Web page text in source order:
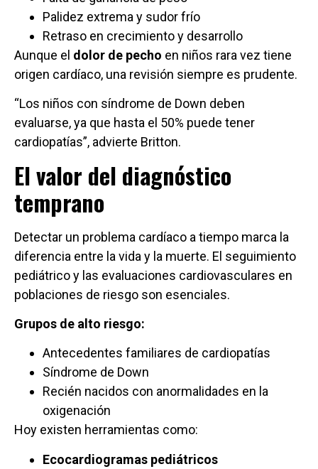
Palidez extrema y sudor frío
Retraso en crecimiento y desarrollo
Aunque el dolor de pecho en niños rara vez tiene
origen cardíaco, una revisión siempre es prudente.
“Los niños con síndrome de Down deben
evaluarse, ya que hasta el 50% puede tener
cardiopatías”, advierte Britton.
El valor del diagnóstico
temprano
Detectar un problema cardíaco a tiempo marca la
diferencia entre la vida y la muerte. El seguimiento
pediátrico y las evaluaciones cardiovasculares en
poblaciones de riesgo son esenciales.
Grupos de alto riesgo:
Antecedentes familiares de cardiopatías
Síndrome de Down
Recién nacidos con anormalidades en la
oxigenación
Hoy existen herramientas como:
Ecocardiogramas pediátricos